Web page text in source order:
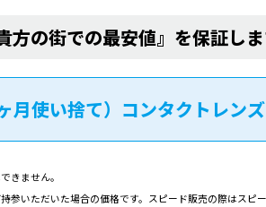
方の街での最安値』を保証しま
使い捨て）コンタクトレンズ
きません。
参いただいた場合の価格です。スピード販売の際はスピ